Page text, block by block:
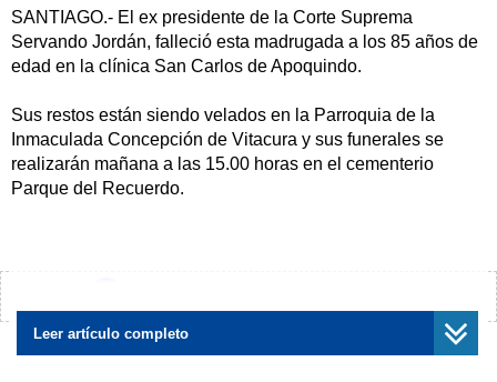
SANTIAGO.- El ex presidente de la Corte Suprema
Servando Jordán, falleció esta madrugada a los 85 años de
edad en la clínica San Carlos de Apoquindo.
Sus restos están siendo velados en la Parroquia de la
Inmaculada Concepción de Vitacura y sus funerales se
realizarán mañana a las 15.00 horas en el cementerio
Parque del Recuerdo.
El ex magistrado trabajó durante 56 años en el Poder
Judicial y fue presidente del máximo tribunal en 1996 y
1997.
Leer artículo completo